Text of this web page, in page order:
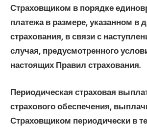
Страховщиком в порядке
платежа в размере, указанном в
страхования, в связи с
случая, предусмотренного
настоящих Правил страхования.
Периодическая страховая
страхового обеспечения,
Страховщиком периодически в